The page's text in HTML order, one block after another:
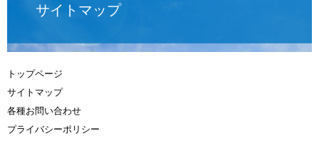
サイトマップ
トップページ
サイトマップ
各種お問い合わせ
プライバシーポリシー